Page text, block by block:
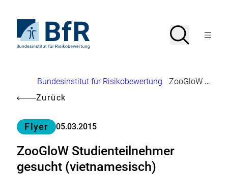
Seiteninhalt
springenStartseite
von
Suche
SucheMenü
Brotkrumennavigation
Bundesinstitut für Risikobewertung
ZooGloW Studienteilnehmer gesucht (vietnamesisch)
Zurück
Kategorie
Flyer 05.03.2015
ZooGloW Studienteilnehmer
gesucht (vietnamesisch)